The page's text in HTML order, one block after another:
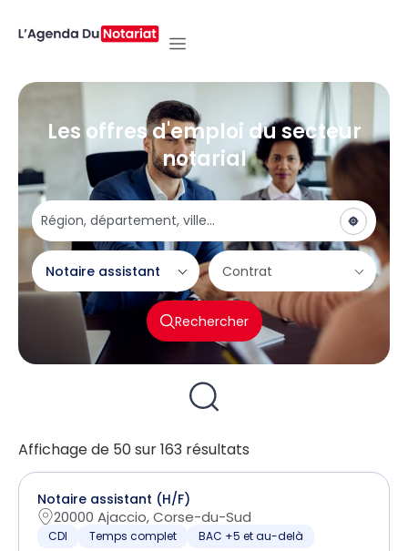
Les offres d'emploi du secteur
notarial
Notaire assistant Contrat
Rechercher
Affichage de 50 sur 163 résultats
Notaire assistant (H/F)
20000 Ajaccio, Corse-du-Sud
CDI Temps complet BAC +5 et au-delà